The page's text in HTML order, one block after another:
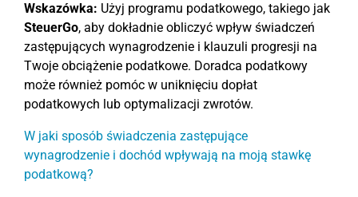
Wskazówka: Użyj programu podatkowego, takiego jak
SteuerGo, aby dokładnie obliczyć wpływ świadczeń
zastępujących wynagrodzenie i klauzuli progresji na
Twoje obciążenie podatkowe. Doradca podatkowy
może również pomóc w uniknięciu dopłat
podatkowych lub optymalizacji zwrotów.
W jaki sposób świadczenia zastępujące
wynagrodzenie i dochód wpływają na moją stawkę
podatkową?